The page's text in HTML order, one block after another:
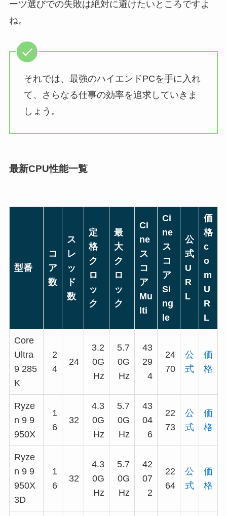
ーツ選びでの失敗は絶対に避けたいところですよ
ね。
それでは、最強のハイエンドPCを手に入れ
て、さらなる仕事の効率を追求していきま
しょう。
最新CPU性能一覧
型番
コ
ア
数
ス
レ
ッ
ド
数
定
格
ク
ロ
ッ
ク
最
大
ク
ロ
ッ
ク
Ci
ne
ス
コ
ア
Mu
lti
Ci
ne
ス
コ
ア
Si
ng
le
公
式
U
R
L
価
格
c
o
m
U
R
L
Core
Ultra
9 285
K
2
4
24
3.2
0G
Hz
5.7
0G
Hz
43
29
4
24
70
公
式
価
格
Ryze
n 9 9
950X
1
6
32
4.3
0G
Hz
5.7
0G
Hz
43
04
6
22
73
公
式
価
格
Ryze
n 9 9
950X
3D
1
6
32
4.3
0G
Hz
5.7
0G
Hz
42
07
2
22
64
公
式
価
格